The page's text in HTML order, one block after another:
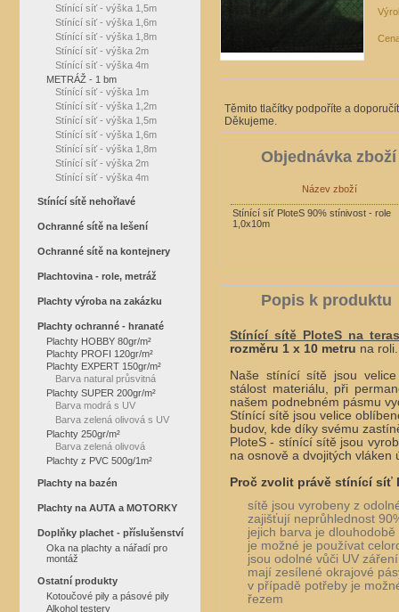
Těmito tlačítky podpoříte a
Děkujeme.
Objednávka zboží
Název zboží
Stínící síť PloteS 90% stínivost - role
1,0x10m
Popis k produktu
Stínící sítě
PloteS na
rozměru 1 x 10 metru na roli.
Naše stínící sítě jsou
stálost materiálu, při
našem podnebném pásmu
Stínící sítě jsou velice
budov, kde díky svému
PloteS - stínící sítě jsou
na osnově a dvojitých vláken
Proč zvolit právě stínící síť
sítě jsou vyrobeny z
zajišťují neprůhlednost
jejich barva je dlouhodobě
je možné je používat
jsou odolné vůči UV záření
mají zesílené okrajové
v případě potřeby je
řezem
Stínící síť - výška 1,5m
Stínící síť - výška 1,6m
Stínící síť - výška 1,8m
Stínící síť - výška 2m
Stínící síť - výška 4m
METRÁŽ - 1 bm
Stínící síť - výška 1m
Stínící síť - výška 1,2m
Stínící síť - výška 1,5m
Stínící síť - výška 1,6m
Stínící síť - výška 1,8m
Stínící síť - výška 2m
Stínící síť - výška 4m
Stínící sítě nehořlavé
Ochranné sítě na lešení
Ochranné sítě na kontejnery
Plachtovina - role, metráž
Plachty výroba na zakázku
Plachty ochranné - hranaté
Plachty HOBBY 80gr/m²
Plachty PROFI 120gr/m²
Plachty EXPERT 150gr/m²
Barva natural průsvitná
Plachty SUPER 200gr/m²
Barva modrá s UV
Barva zelená olivová s UV
Plachty 250gr/m²
Barva zelená olivová
Plachty z PVC 500g/1m²
Plachty na bazén
Plachty na AUTA a MOTORKY
Doplňky plachet - příslušenství
Oka na plachty a nářadí pro
montáž
Ostatní produkty
Kotoučové pily a pásové pily
Alkohol testery